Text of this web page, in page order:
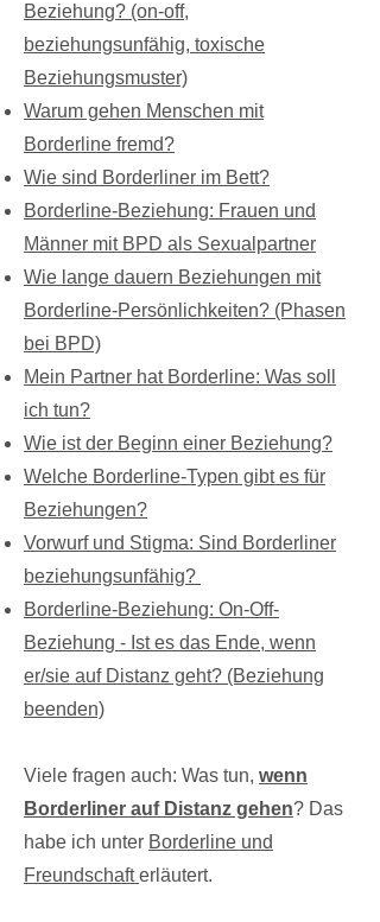
Beziehung? (on-off,
beziehungsunfähig, toxische
Beziehungsmuster)
Warum gehen Menschen mit
Borderline fremd?
Wie sind Borderliner im Bett?
Borderline-Beziehung: Frauen und
Männer mit BPD als Sexualpartner
Wie lange dauern Beziehungen mit
Borderline-Persönlichkeiten? (Phasen
bei BPD)
Mein Partner hat Borderline: Was soll
ich tun?
Wie ist der Beginn einer Beziehung?
Welche Borderline-Typen gibt es für
Beziehungen?
Vorwurf und Stigma: Sind Borderliner
beziehungsunfähig?
Borderline-Beziehung: On-Off-
Beziehung - Ist es das Ende, wenn
er/sie auf Distanz geht? (Beziehung
beenden)
Viele fragen auch: Was tun, wenn
Borderliner auf Distanz gehen? Das
habe ich unter Borderline und
Freundschafterläutert.